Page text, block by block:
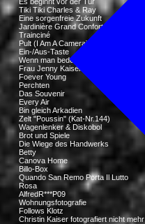
Tiki Tiki Charles & Ray
Eine sorgenfreie Zukunft
Jardinière Grand Confort
Trainciné
Pult (I Am A Camera)
Ein-/Aus-Taste
Wenn man bedenkt, ...
Frau Jenny Kaiser oder ...
Foever Young
Perchten
Das Souvenir
Every Air
Bin gleich Arkadien
Zelt "Poussin" (Kat-Nr.144)
Wagenlenker & Diskobol
Brot und Spiele
Die Wiege des Handwerks
Betty
Canova Home
Billo-Box
Quando San Remo Porta Il Lutto
Rosa
AlfredR***P09
Wohnungsfotografie
Follows Klotz
Christin Kaiser fotografiert nicht mehr